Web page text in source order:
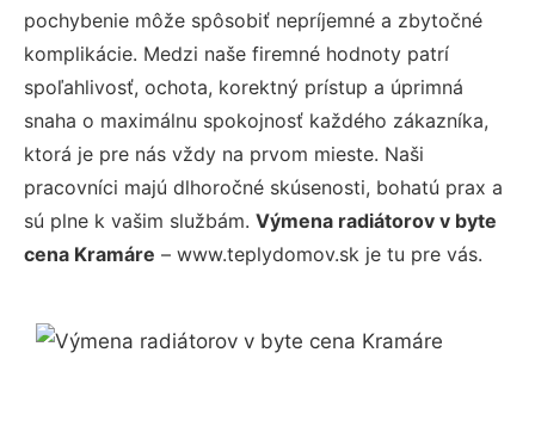
pochybenie môže spôsobiť nepríjemné a zbytočné
komplikácie. Medzi naše firemné hodnoty patrí
spoľahlivosť, ochota, korektný prístup a úprimná
snaha o maximálnu spokojnosť každého zákazníka,
ktorá je pre nás vždy na prvom mieste. Naši
pracovníci majú dlhoročné skúsenosti, bohatú prax a
sú plne k vašim službám. Výmena radiátorov v byte
cena Kramáre – www.teplydomov.sk je tu pre vás.